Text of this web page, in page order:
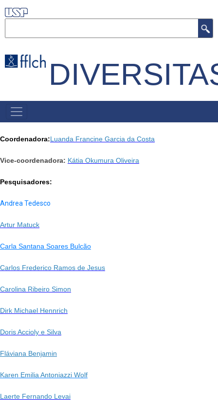
Pular
para
principal
PRIMARY
LINKS
Coordenadora:Luanda Francine Garcia da Costa
Vice-coordenadora: Kátia Okumura Oliveira
Pesquisadores:
Andrea Tedesco
Artur Matuck
Carla Santana Soares Bulcão
Carlos Frederico Ramos de Jesus
Carolina Ribeiro Simon
Dirk Michael Hennrich
Doris Accioly e Silva
Fláviana Benjamin
Karen Emilia Antoniazzi Wolf
Laerte Fernando Levai